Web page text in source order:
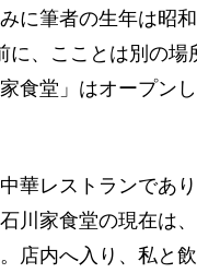
に筆者の生年は昭
に、こことは別の場
食堂」はオープン
華レストランであ
川家食堂の現在は
店内へ入り、私と